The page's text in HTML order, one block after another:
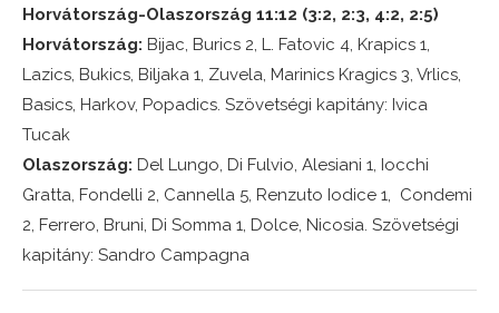
Horvátország-Olaszország 11:12 (3:2, 2:3, 4:2, 2:5)
Horvátország: Bijac, Burics 2, L. Fatovic 4, Krapics 1,
Lazics, Bukics, Biljaka 1, Zuvela, Marinics Kragics 3, Vrlics,
Basics, Harkov, Popadics. Szövetségi kapitány: Ivica
Tucak
Olaszország: Del Lungo, Di Fulvio, Alesiani 1, Iocchi
Gratta, Fondelli 2, Cannella 5, Renzuto Iodice 1, Condemi
2, Ferrero, Bruni, Di Somma 1, Dolce, Nicosia. Szövetségi
kapitány: Sandro Campagna